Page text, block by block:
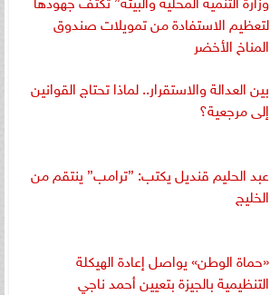
لتعظيم الاستفادة من تمويلات صندوق
المناخ الأخضر
بين العدالة والاستقرار.. لماذا تحتاج القوانين
إلى مرجعية؟
عبد الحليم قنديل يكتب: ”ترامب” ينتقم من
الخليج
«حماة الوطن» يواصل إعادة الهيكلة
التنظيمية بالجيزة بتعيين أحمد ناجي